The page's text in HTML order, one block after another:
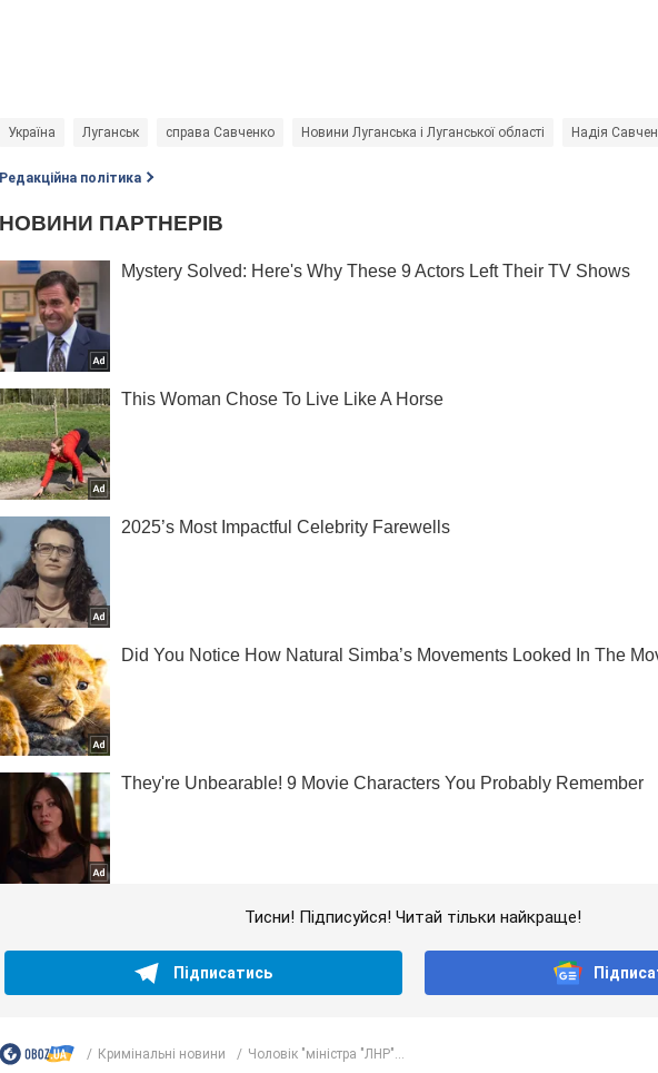
Україна Луганськ справа Савченко Новини Луганська і Луганської області Надія
Редакційна політика
Тисни! Підписуйся! Читай тільки найкраще!
Підписатись
Кримінальні новини Чоловік "міністра "ЛНР"...